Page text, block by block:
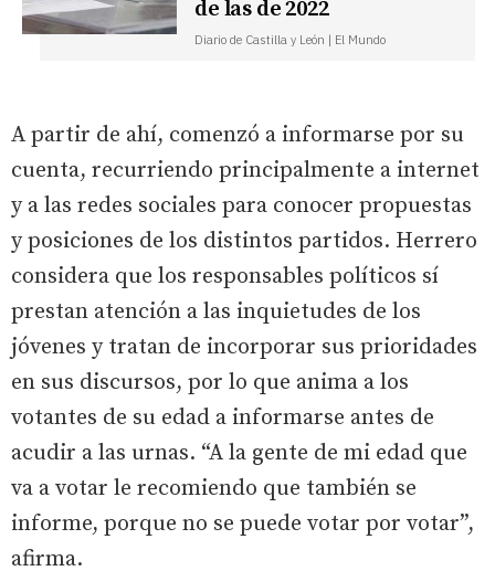
de las de 2022
Diario de Castilla y León | El Mundo
A partir de ahí, comenzó a informarse por su
cuenta, recurriendo principalmente a internet
y a las redes sociales para conocer propuestas
y posiciones de los distintos partidos. Herrero
considera que los responsables políticos sí
prestan atención a las inquietudes de los
jóvenes y tratan de incorporar sus prioridades
en sus discursos, por lo que anima a los
votantes de su edad a informarse antes de
acudir a las urnas. “A la gente de mi edad que
va a votar le recomiendo que también se
informe, porque no se puede votar por votar”,
afirma.